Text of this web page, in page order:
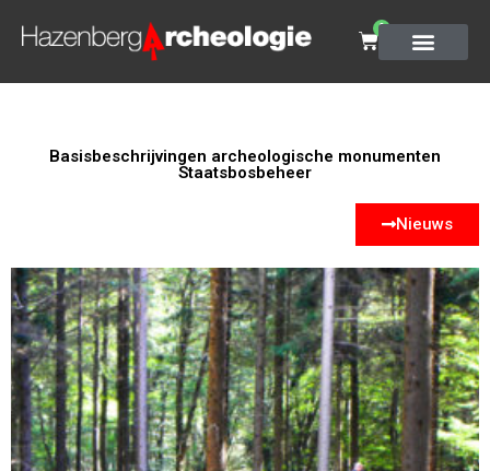
0
Basisbeschrijvingen archeologische monumenten
Staatsbosbeheer
Nieuws